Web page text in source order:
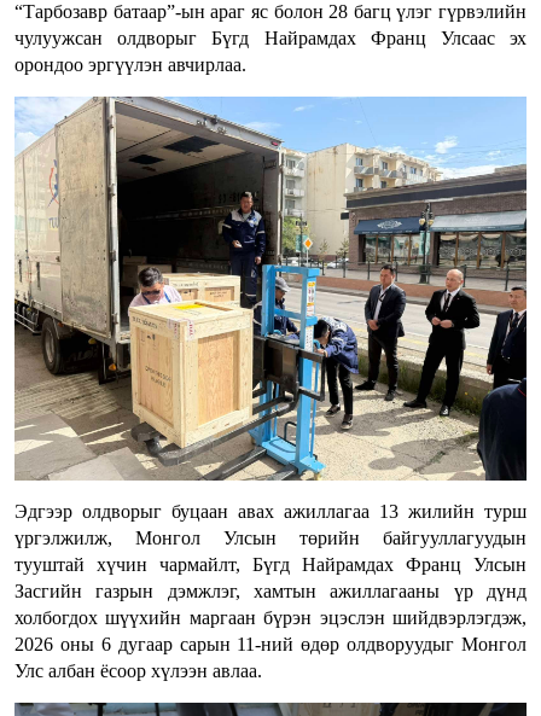
“Тарбозавр батаар”-ын араг яс болон 28 багц үлэг гүрвэлийн
чулуужсан олдворыг Бүгд Найрамдах Франц Улсаас эх
орондоо эргүүлэн авчирлаа.
Эдгээр олдворыг буцаан авах ажиллагаа 13 жилийн турш
үргэлжилж, Монгол Улсын төрийн байгууллагуудын
тууштай хүчин чармайлт, Бүгд Найрамдах Франц Улсын
Засгийн газрын дэмжлэг, хамтын ажиллагааны үр дүнд
холбогдох шүүхийн маргаан бүрэн эцэслэн шийдвэрлэгдэж,
2026 оны 6 дугаар сарын 11-ний өдөр олдворуудыг Монгол
Улс албан ёсоор хүлээн авлаа.